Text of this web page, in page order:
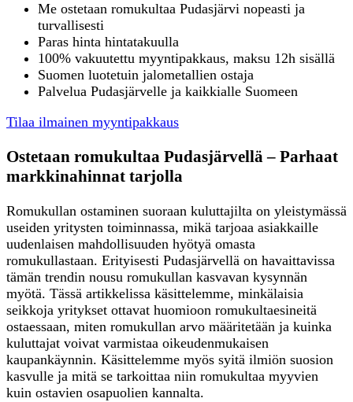
Me ostetaan romukultaa Pudasjärvi nopeasti ja
turvallisesti
Paras hinta hintatakuulla
100% vakuutettu myyntipakkaus, maksu 12h sisällä
Suomen luotetuin jalometallien ostaja
Palvelua Pudasjärvelle ja kaikkialle Suomeen
Tilaa ilmainen myyntipakkaus
Ostetaan romukultaa Pudasjärvellä – Parhaat
markkinahinnat tarjolla
Romukullan ostaminen suoraan kuluttajilta on yleistymässä
useiden yritysten toiminnassa, mikä tarjoaa asiakkaille
uudenlaisen mahdollisuuden hyötyä omasta
romukullastaan. Erityisesti Pudasjärvellä on havaittavissa
tämän trendin nousu romukullan kasvavan kysynnän
myötä. Tässä artikkelissa käsittelemme, minkälaisia
seikkoja yritykset ottavat huomioon romukultaesineitä
ostaessaan, miten romukullan arvo määritetään ja kuinka
kuluttajat voivat varmistaa oikeudenmukaisen
kaupankäynnin. Käsittelemme myös syitä ilmiön suosion
kasvulle ja mitä se tarkoittaa niin romukultaa myyvien
kuin ostavien osapuolien kannalta.